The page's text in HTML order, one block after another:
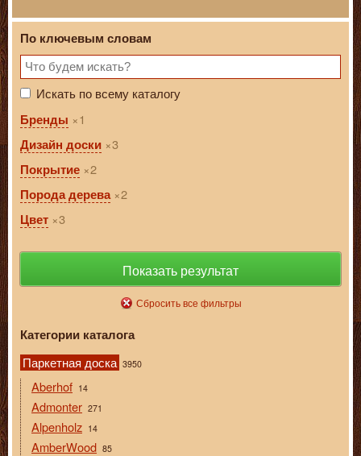
По ключевым словам
Искать по всему каталогу
Бренды
1
Дизайн доски
3
Покрытие
2
Порода дерева
2
Цвет
3
Показать результат
Сбросить все фильтры
Категории каталога
Паркетная доска 3950
Aberhof 14
Admonter 271
Alpenholz 14
AmberWood 85